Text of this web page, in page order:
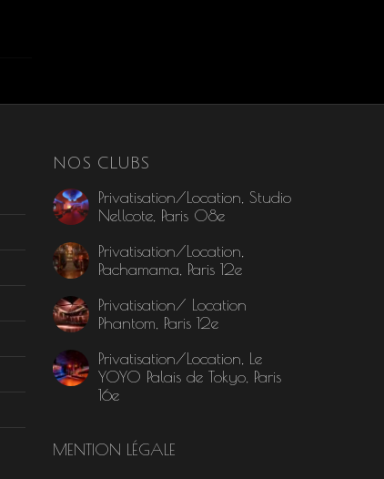
NOS CLUBS
Privatisation/Location, Studio
Nellcote, Paris 08e
Privatisation/Location,
Pachamama, Paris 12e
Privatisation/ Location
Phantom, Paris 12e
Privatisation/Location, Le
YOYO Palais de Tokyo, Paris
16e
MENTION LÉGALE